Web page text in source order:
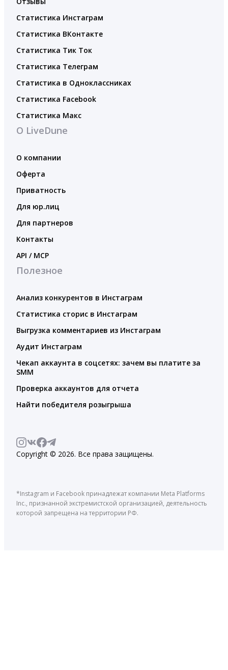
Статистика Инстаграм
Статистика ВКонтакте
Статистика Тик Ток
Статистика Телеграм
Статистика в Одноклассниках
Статистика Facebook
Статистика Макс
О LiveDune
О компании
Оферта
Приватность
Для юр.лиц
Для партнеров
Контакты
API / MCP
Полезное
Анализ конкурентов в Инстаграм
Статистика сторис в Инстаграм
Выгрузка комментариев из Инстаграм
Аудит Инстаграм
Чекап аккаунта в соцсетях: зачем вы платите за
SMM
Проверка аккаунтов для отчета
Найти победителя розыгрыша
Copyright © 2026. Все права защищены.
*Instagram и Facebook принадлежат компании Meta Platforms
Inc., признанной экстремистской организацией, деятельность
которой запрещена на территории РФ.